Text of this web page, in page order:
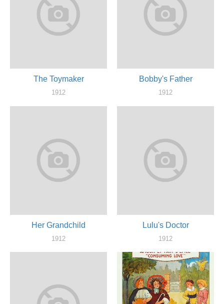
The Toymaker
1912
Bobby's Father
1912
Her Grandchild
1912
Lulu's Doctor
1912